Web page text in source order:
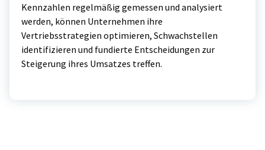
Kennzahlen regelmäßig gemessen und analysiert
werden, können Unternehmen ihre
Vertriebsstrategien optimieren, Schwachstellen
identifizieren und fundierte Entscheidungen zur
Steigerung ihres Umsatzes treffen.